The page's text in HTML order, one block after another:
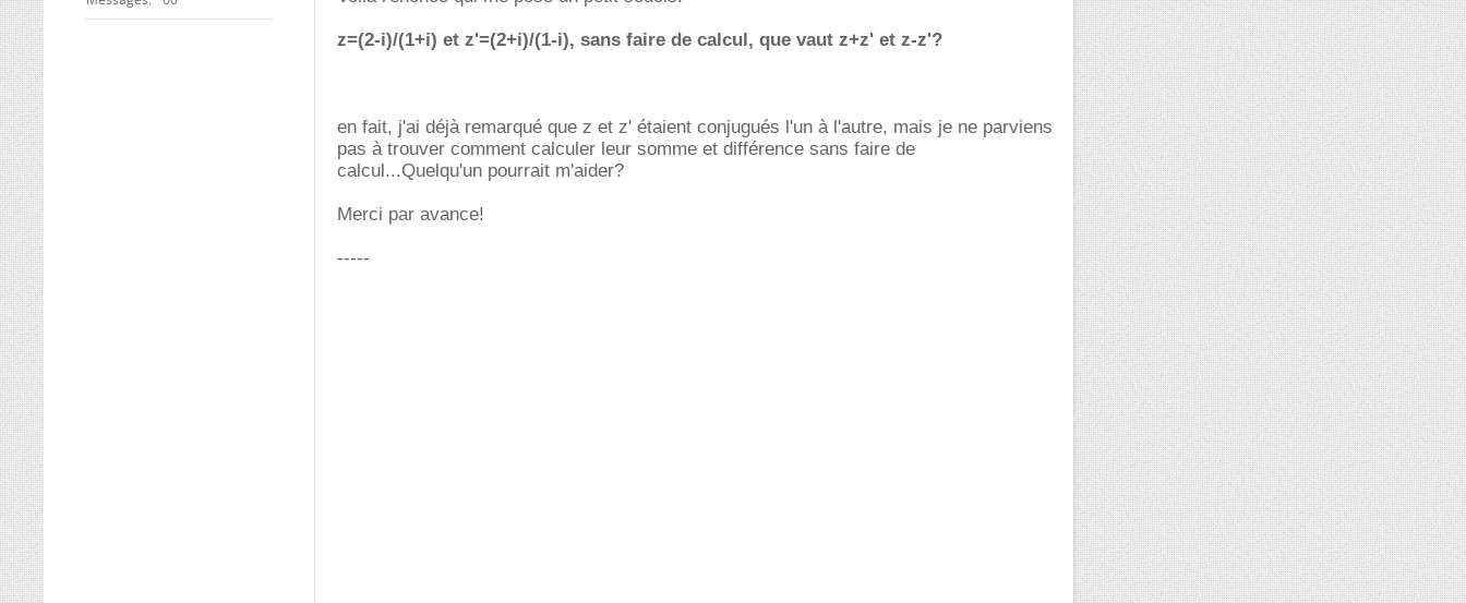
z=(2-i)/(1+i) et z'=(2+i)/(1-i), sans faire de calcul, que vaut z+z' et z-z'?
en fait, j'ai déjà remarqué que z et z' étaient conjugués l'un à l'autre, mais je ne parviens
pas à trouver comment calculer leur somme et différence sans faire de
calcul...Quelqu'un pourrait m'aider?
Merci par avance!
-----